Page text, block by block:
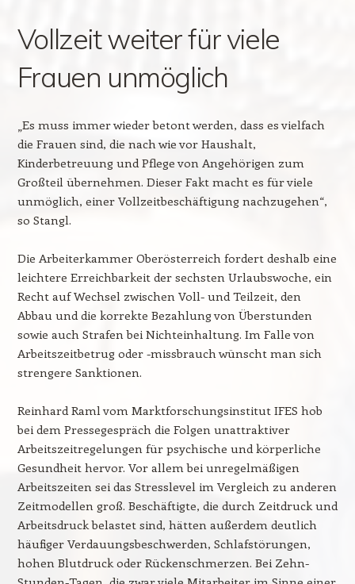
Vollzeit weiter für viele
Frauen unmöglich
„Es muss immer wieder betont werden, dass es vielfach
die Frauen sind, die nach wie vor Haushalt,
Kinderbetreuung und Pflege von Angehörigen zum
Großteil übernehmen. Dieser Fakt macht es für viele
unmöglich, einer Vollzeitbeschäftigung nachzugehen“,
so Stangl.
Die Arbeiterkammer Oberösterreich fordert deshalb eine
leichtere Erreichbarkeit der sechsten Urlaubswoche, ein
Recht auf Wechsel zwischen Voll- und Teilzeit, den
Abbau und die korrekte Bezahlung von Überstunden
sowie auch Strafen bei Nichteinhaltung. Im Falle von
Arbeitszeitbetrug oder -missbrauch wünscht man sich
strengere Sanktionen.
Reinhard Raml vom Marktforschungsinstitut IFES hob
bei dem Pressegespräch die Folgen unattraktiver
Arbeitszeitregelungen für psychische und körperliche
Gesundheit hervor. Vor allem bei unregelmäßigen
Arbeitszeiten sei das Stresslevel im Vergleich zu anderen
Zeitmodellen groß. Beschäftigte, die durch Zeitdruck und
Arbeitsdruck belastet sind, hätten außerdem deutlich
häufiger Verdauungsbeschwerden, Schlafstörungen,
hohen Blutdruck oder Rückenschmerzen. Bei Zehn-